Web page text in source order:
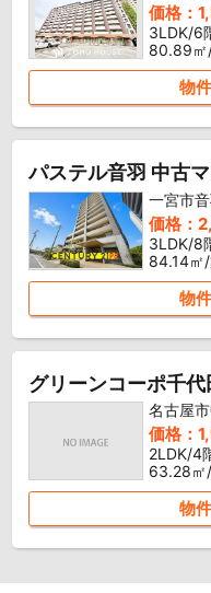
価格：
3LDK/6
80.89
物
パステル音羽 中古
一宮市
価格：
3LDK/8
84.14㎡
物
グリーンコーポ千代
名古屋
価格：
2LDK/4
63.28㎡
物